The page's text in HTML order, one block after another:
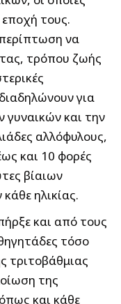
τους.
να
τρόπου ζωής
για
γυναικών και την
αλλόφυλους,
και 10 φορές
βίαιων
ηλικίας.
και από τους
τόσο
τριτοβάθμιας
της
και κάθε